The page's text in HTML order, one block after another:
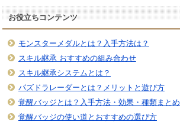
お役立ちコンテンツ
モンスターメダルとは？入手方法は？
スキル継承 おすすめの組み合わせ
スキル継承システムとは？
パズドラレーダーとは？メリットと遊び方
覚醒バッジとは？入手方法・効果・種類まとめ
覚醒バッジの使い道とおすすめの選び方